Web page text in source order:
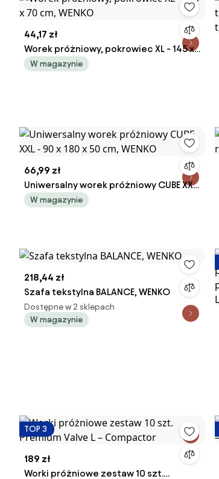
44,17 zł
Worek próżniowy, pokrowiec XL - 145 x
70 cm, WENKO
W magazynie
66,99 zł
Uniwersalny worek próżniowy CUBE XXL
- 90 x 180 x 50 cm, WENKO
W magazynie
218,44 zł
Szafa tekstylna BALANCE, WENKO
Dostępne w 2 sklepach
W magazynie
TOP 3
189 zł
Worki próżniowe zestaw 10 szt.